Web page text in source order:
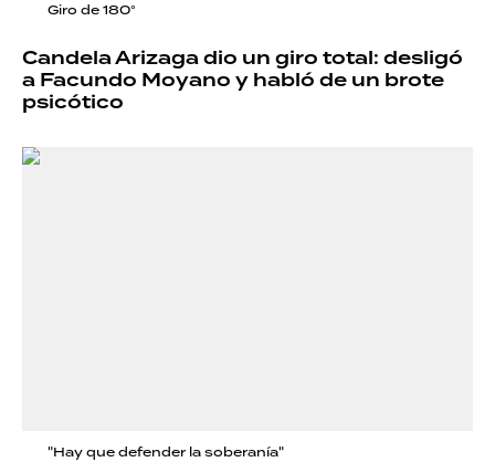
Giro de 180°
Candela Arizaga dio un giro total: desligó
a Facundo Moyano y habló de un brote
psicótico
"Hay que defender la soberanía"